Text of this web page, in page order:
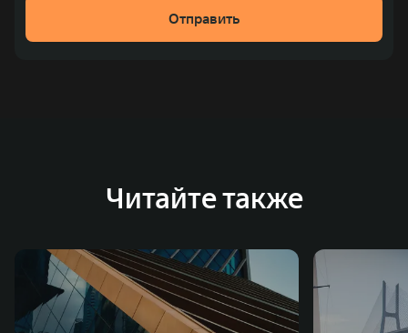
Отправить
Читайте также